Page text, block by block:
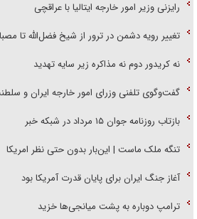
رایزنی وزیر امور خارجه ایتالیا با عراقچی
تغییر رویه دشمن در ترور از شیخ فضل‌الله تا
نه کریدور دوم نه مذاکره زیر سایه تهدید
گفت‌وگوی تلفنی وزرای امور خارجه ایران و
بازتاب روزنامه جوان ۱۵ مرداد در شبکه خبر
تنگه ملک ماست | این‌بار بدون حتی نظر امریکا
آغاز جنگ ایران برای پایان قدرت آمریکا بود
ترامپ دوباره به پشت میانجی‌ها خزید